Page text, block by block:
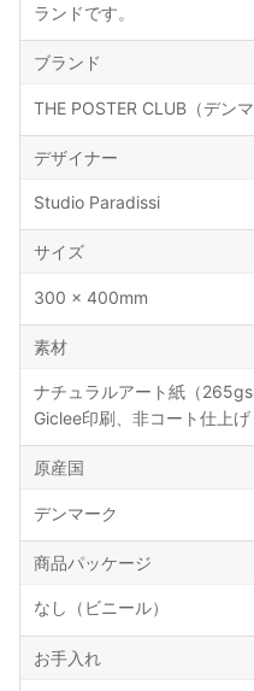
ランドです。
ブランド
THE POSTER CLUB（デンマ
デザイナー
Studio Paradissi
サイズ
300 × 400mm
素材
ナチュラルアート紙（
Giclee印刷、非コート仕上げ
原産国
デンマーク
商品パッケージ
なし（ビニール）
お手入れ